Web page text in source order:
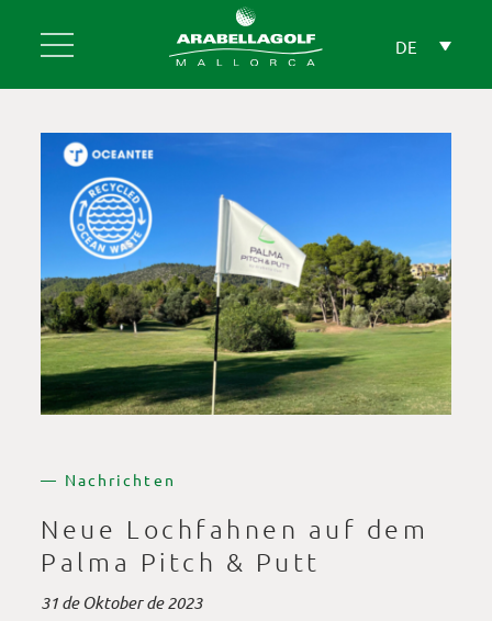
content
DE
— Nachrichten
Neue Lochfahnen auf dem
Palma Pitch & Putt
31 de Oktober de 2023